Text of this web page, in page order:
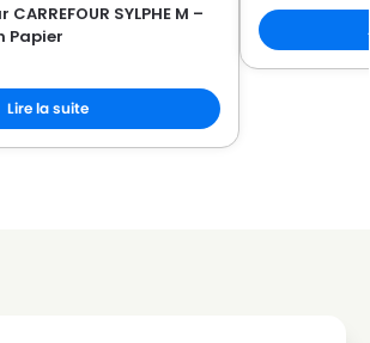
SYLPHE M –
Papier
Lire la suite